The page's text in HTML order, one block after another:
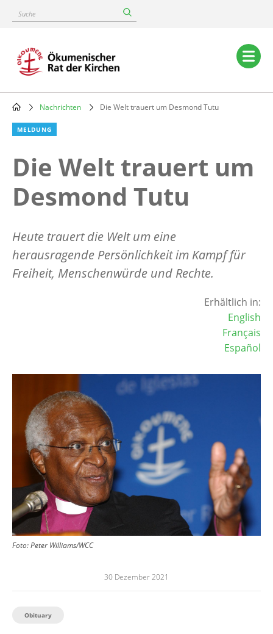
content
Suche
Main
navigation
Breadcrumb
Nachrichten Die Welt trauert um Desmond Tutu
MELDUNG
Die Welt trauert um
Desmond Tutu
Heute trauert die Welt um eine
herausragende Persönlichkeit im Kampf für
Freiheit, Menschenwürde und Rechte.
Erhältlich in:
English
Français
Español
Foto:Peter Williams/WCC
30 Dezember 2021
Obituary